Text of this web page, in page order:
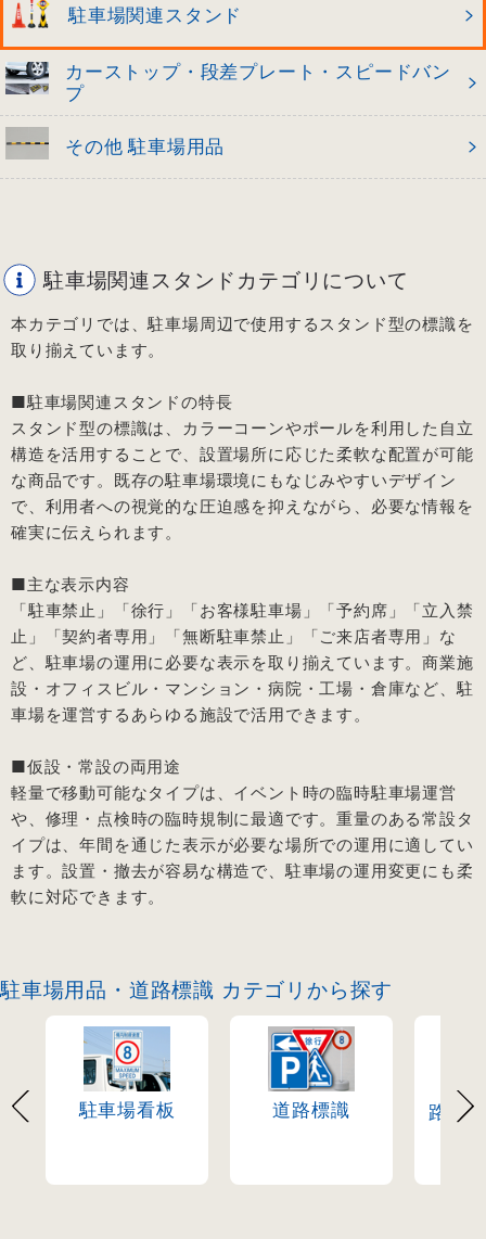
駐車場関連スタンド
カーストップ・段差プレート・スピードバン
プ
その他 駐車場用品
駐車場関連スタンドカテゴリについて
本カテゴリでは、駐車場周辺で使用するスタンド型の標識を
取り揃えています。
■駐車場関連スタンドの特長
スタンド型の標識は、カラーコーンやポールを利用した自立
構造を活用することで、設置場所に応じた柔軟な配置が可能
な商品です。既存の駐車場環境にもなじみやすいデザイン
で、利用者への視覚的な圧迫感を抑えながら、必要な情報を
確実に伝えられます。
■主な表示内容
「駐車禁止」「徐行」「お客様駐車場」「予約席」「立入禁
止」「契約者専用」「無断駐車禁止」「ご来店者専用」な
ど、駐車場の運用に必要な表示を取り揃えています。商業施
設・オフィスビル・マンション・病院・工場・倉庫など、駐
車場を運営するあらゆる施設で活用できます。
■仮設・常設の両用途
軽量で移動可能なタイプは、イベント時の臨時駐車場運営
や、修理・点検時の臨時規制に最適です。重量のある常設タ
イプは、年間を通じた表示が必要な場所での運用に適してい
ます。設置・撤去が容易な構造で、駐車場の運用変更にも柔
軟に対応できます。
駐車場用品・道路標識 カテゴリから探す
駐車場看板 道路標識
路面